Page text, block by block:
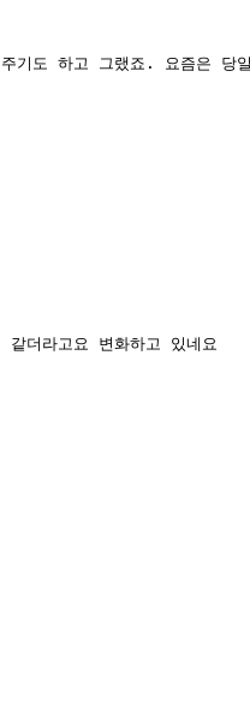
주기도 하고 그랬죠. 요즘은
더라고요 변화하고 있네요